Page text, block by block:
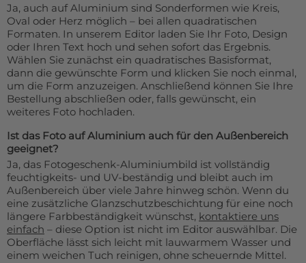
Ja, auch auf Aluminium sind Sonderformen wie Kreis,
Oval oder Herz möglich – bei allen quadratischen
Formaten. In unserem Editor laden Sie Ihr Foto, Design
oder Ihren Text hoch und sehen sofort das Ergebnis.
Wählen Sie zunächst ein quadratisches Basisformat,
dann die gewünschte Form und klicken Sie noch einmal,
um die Form anzuzeigen. Anschließend können Sie Ihre
Bestellung abschließen oder, falls gewünscht, ein
weiteres Foto hochladen.
Ist das Foto auf Aluminium auch für den Außenbereich
geeignet?
Ja, das Fotogeschenk-Aluminiumbild ist vollständig
feuchtigkeits- und UV-beständig und bleibt auch im
Außenbereich über viele Jahre hinweg schön. Wenn du
eine zusätzliche Glanzschutzbeschichtung für eine noch
längere Farbbeständigkeit wünschst, kontaktiere uns
einfach – diese Option ist nicht im Editor auswählbar. Die
Oberfläche lässt sich leicht mit lauwarmem Wasser und
einem weichen Tuch reinigen, ohne scheuernde Mittel.